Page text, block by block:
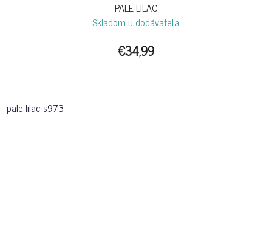
PALE LILAC
Skladom u dodávateľa
€34,99
pale lilac-s973